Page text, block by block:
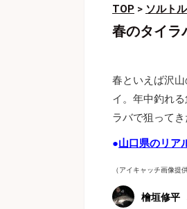
TOP > ソルト
春のタイ
春といえば沢
イ。年中釣れ
ラバで狙ってき
●山口県のリア
（アイキャッチ画像提
檜垣修平